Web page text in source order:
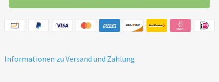
Informationen zu Versand und Zahlung